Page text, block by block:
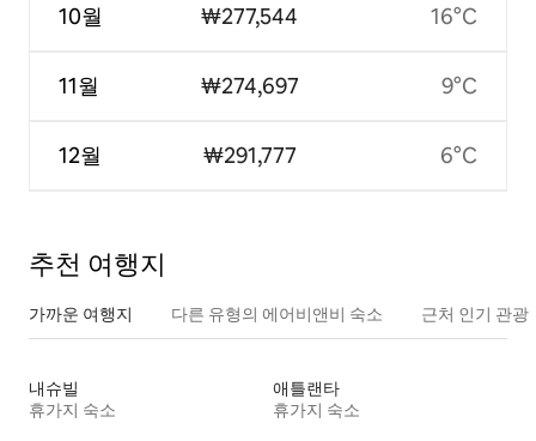
10월
11월
12월
₩277,544
₩274,697
₩291,777
16°C
9°C
6°C
추천 여행지
가까운 여행지 다른 유형의 에어비앤비 숙소 근처 인기 관광
내슈빌
휴가지 숙소
애틀랜타
휴가지 숙소